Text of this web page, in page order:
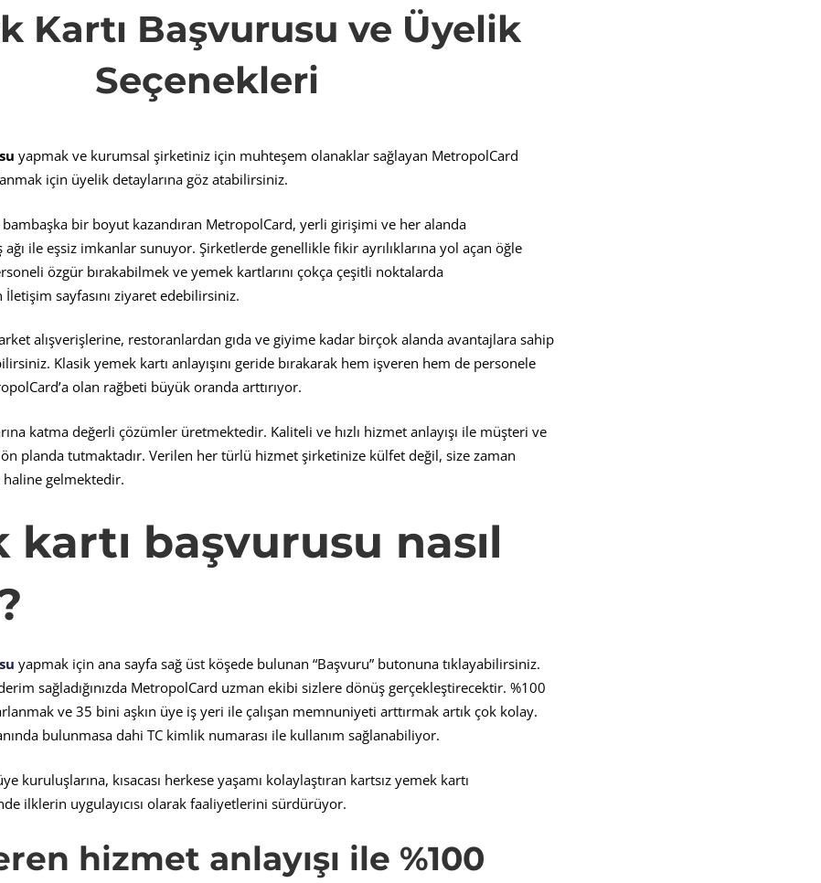
Kartı Başvurusu ve Üyelik
Seçenekleri
yapmak ve kurumsal şirketiniz için muhteşem olanaklar sağlayan MetropolCard
için üyelik detaylarına göz atabilirsiniz.
bambaşka bir boyut kazandıran MetropolCard, yerli girişimi ve her alanda
ile eşsiz imkanlar sunuyor. Şirketlerde genellikle fikir ayrılıklarına yol açan öğle
özgür bırakabilmek ve yemek kartlarını çokça çeşitli noktalarda
sayfasını ziyaret edebilirsiniz.
alışverişlerine, restoranlardan gıda ve giyime kadar birçok alanda avantajlara sahip
Klasik yemek kartı anlayışını geride bırakarak hem işveren hem de personele
olan rağbeti büyük oranda arttırıyor.
katma değerli çözümler üretmektedir. Kaliteli ve hızlı hizmet anlayışı ile müşteri ve
planda tutmaktadır. Verilen her türlü hizmet şirketinize külfet değil, size zaman
gelmektedir.
kartı başvurusu nasıl
yapmak için ana sayfa sağ üst köşede bulunan “Başvuru” butonuna tıklayabilirsiniz.
sağladığınızda MetropolCard uzman ekibi sizlere dönüş gerçekleştirecektir. %100
ve 35 bini aşkın üye iş yeri ile çalışan memnuniyeti arttırmak artık çok kolay.
bulunmasa dahi TC kimlik numarası ile kullanım sağlanabiliyor.
kuruluşlarına, kısacası herkese yaşamı kolaylaştıran kartsız yemek kartı
ilklerin uygulayıcısı olarak faaliyetlerini sürdürüyor.
hizmet anlayışı ile %100